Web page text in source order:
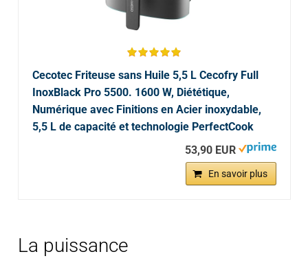
Cecotec Friteuse sans Huile 5,5 L Cecofry Full
InoxBlack Pro 5500. 1600 W, Diététique,
Numérique avec Finitions en Acier inoxydable,
5,5 L de capacité et technologie PerfectCook
53,90 EUR
En savoir plus
La puissance